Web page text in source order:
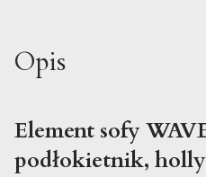
Opis
Element sofy
podłokietnik,